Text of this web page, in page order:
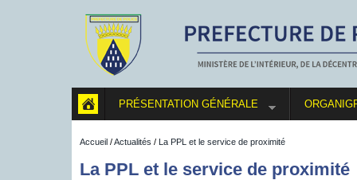
PRÉSENTATION GÉNÉRALE
Accueil /Actualités / La PPL et le service de proximité
La PPL et le service de proximité